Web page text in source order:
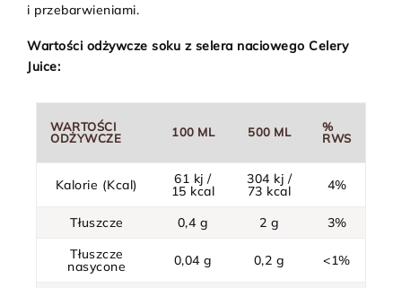
i przebarwieniami.
Wartości odżywcze soku z selera naciowego Celery
Juice:
WARTOŚCI
ODŻYWCZE
100 ML 500 ML
%
RWS
Kalorie (Kcal) 61 kj /
15 kcal
304 kj /
73 kcal 4%
Tłuszcze 0,4 g 2 g
3%
Tłuszcze
nasycone 0,04 g 0,2 g <1%